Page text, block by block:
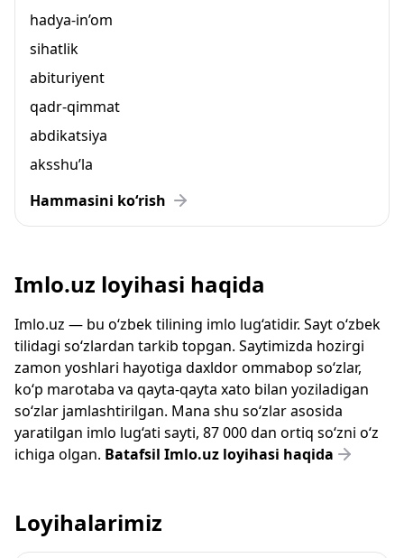
hadya-in’om
sihatlik
abituriyent
qadr-qimmat
abdikatsiya
aksshu’la
Hammasini ko‘rish
Imlo.uz loyihasi haqida
Imlo.uz — bu o‘zbek tilining imlo lug‘atidir. Sayt o‘zbek
tilidagi so‘zlardan tarkib topgan. Saytimizda hozirgi
zamon yoshlari hayotiga daxldor ommabop so‘zlar,
ko‘p marotaba va qayta-qayta xato bilan yoziladigan
so‘zlar jamlashtirilgan. Mana shu so‘zlar asosida
yaratilgan imlo lug‘ati sayti, 87 000 dan ortiq so‘zni o‘z
ichiga olgan. Batafsil Imlo.uz loyihasi haqida
Loyihalarimiz